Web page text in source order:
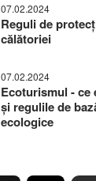
07.02.2024
Reguli de
călătoriei
07.02.2024
Ecoturismul - ce
și regulile de
ecologice